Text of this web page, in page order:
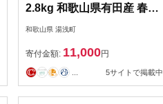
2.8kg 和歌山県有田産 春み
かん (果実サイズおまかせ)
舗_V7418
和歌山県 湯浅町
寄付金額: 11,000円
5サイトで掲載中